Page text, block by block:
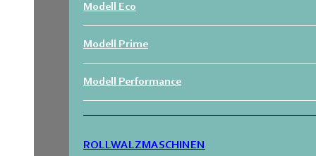
Modell Eco
Modell Prime
Modell Performance
ROLLWALZMASCHINEN